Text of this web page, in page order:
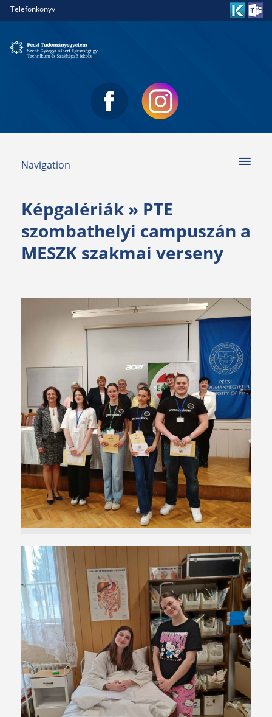
Telefonkönyv
Navigation
Képgalériák » PTE
szombathelyi campuszán a
MESZK szakmai verseny